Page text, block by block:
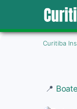
Curitiba
📍